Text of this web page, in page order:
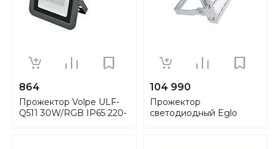
864
Прожектор Volpe ULF-
Q511 30W/RGB IP65 220-
104 990
Прожектор
светодиодный Eglo